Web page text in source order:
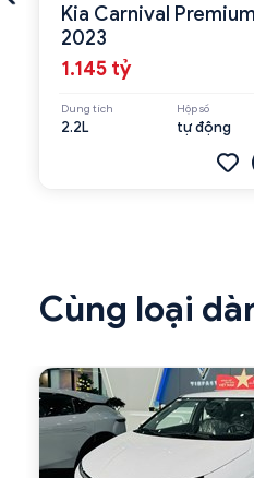
Kia Carnival
2023
1.145 tỷ
Dung tích
2.2L
Hộp số
tự động
Cùng loại